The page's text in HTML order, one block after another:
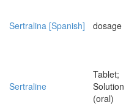
Sertralina [Spanish] dosage
Sertraline
Tablet;
Solution
(oral)